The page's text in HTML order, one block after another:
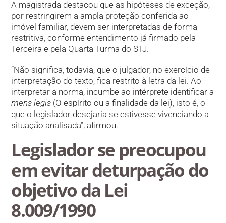
A magistrada destacou que as hipóteses de exceção,
por restringirem a ampla proteção conferida ao
imóvel familiar, devem ser interpretadas de forma
restritiva, conforme entendimento já firmado pela
Terceira e pela Quarta Turma do STJ.
“Não significa, todavia, que o julgador, no exercício de
interpretação do texto, fica restrito à letra da lei. Ao
interpretar a norma, incumbe ao intérprete identificar a
mens legis (O espírito ou a finalidade da lei), isto é, o
que o legislador desejaria se estivesse vivenciando a
situação analisada”, afirmou.
Legislador se preocupou
em evitar deturpação do
objetivo da Lei
8.009/1990